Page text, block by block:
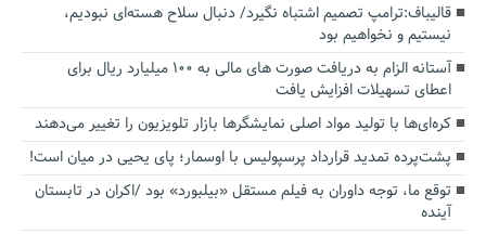
قالیباف:ترامپ تصمیم اشتباه نگیرد/ دنبال سلاح هسته‌ای نبودیم،
نیستیم و نخواهیم بود
آستانه الزام به دریافت صورت های مالی به ۱۰۰ میلیارد ریال برای
اعطای تسهیلات افزایش یافت
کره‌ای‌ها با تولید مواد اصلی نمایشگرها بازار تلویزیون را تغییر می‌دهند
پشت‌پرده تمدید قرارداد پرسپولیس با اوسمار؛ پای یحیی در میان است!
توقع ما، توجه داوران به فیلم مستقل «بیلبورد» بود /اکران در تابستان
آینده